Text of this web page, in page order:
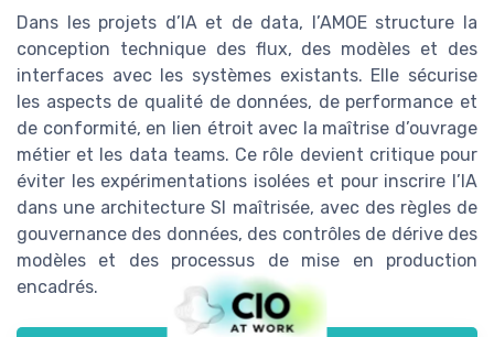
Dans les projets d’IA et de data, l’AMOE structure la
conception technique des flux, des modèles et des
interfaces avec les systèmes existants. Elle sécurise
les aspects de qualité de données, de performance et
de conformité, en lien étroit avec la maîtrise d’ouvrage
métier et les data teams. Ce rôle devient critique pour
éviter les expérimentations isolées et pour inscrire l’IA
dans une architecture SI maîtrisée, avec des règles de
gouvernance des données, des contrôles de dérive des
modèles et des processus de mise en production
encadrés.